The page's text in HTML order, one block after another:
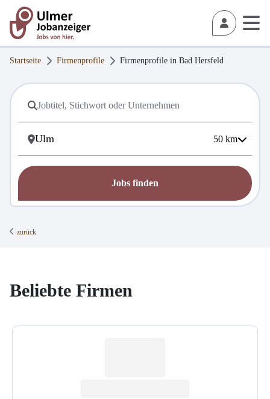
Startseite Firmenprofile Firmenprofile in Bad Hersfeld
50 km
Jobs finden
zurück
Beliebte Firmen